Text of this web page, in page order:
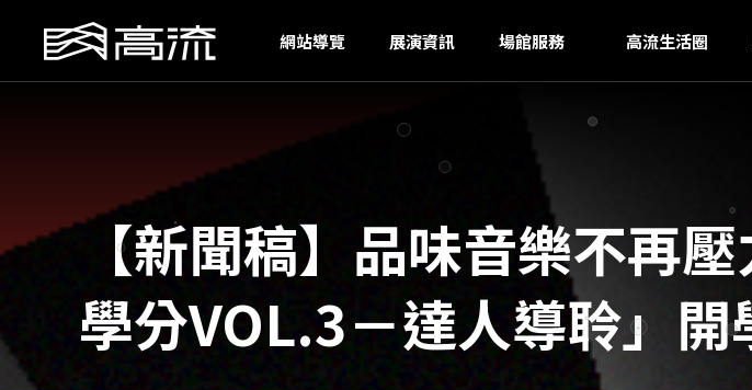
網站導覽 展演資訊 場館服務 高流生活圈
【新聞稿】品味音樂不再
學分VOL.3－達人導聆」開